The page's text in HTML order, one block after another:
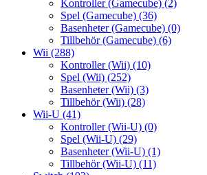
Kontroller (Gamecube) (2)
Spel (Gamecube) (36)
Basenheter (Gamecube) (0)
Tillbehör (Gamecube) (6)
Wii (288)
Kontroller (Wii) (10)
Spel (Wii) (252)
Basenheter (Wii) (3)
Tillbehör (Wii) (28)
Wii-U (41)
Kontroller (Wii-U) (0)
Spel (Wii-U) (29)
Basenheter (Wii-U) (1)
Tillbehör (Wii-U) (11)